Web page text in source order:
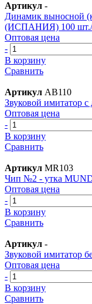
Артикул -
Динамик выносной
(ИСПАНИЯ) 100 шт./
Оптовая цена
-
В корзину
Сравнить
Артикул AB110
Звуковой имитатор
Оптовая цена
-
В корзину
Сравнить
Артикул MR103
Чип №2 - утка
Оптовая цена
-
В корзину
Сравнить
Артикул -
Звуковой имитатор
Оптовая цена
-
В корзину
Сравнить